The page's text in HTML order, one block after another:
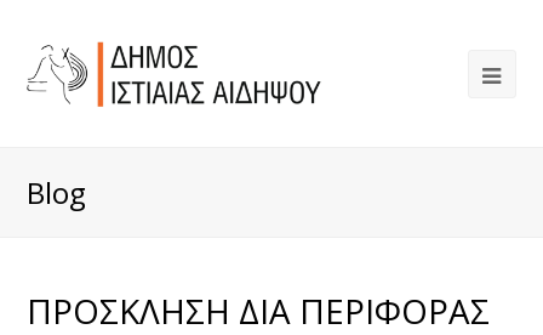
Blog
ΠΡΟΣΚΛΗΣΗ ΔΙΑ ΠΕΡΙΦΟΡΑΣ